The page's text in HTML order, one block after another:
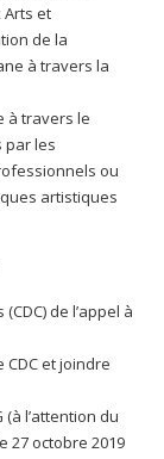
Arts et
de la
à travers la
à travers le
par les
ou
artistiques
de l’appel à
et joindre
l’attention du
27 octobre 2019